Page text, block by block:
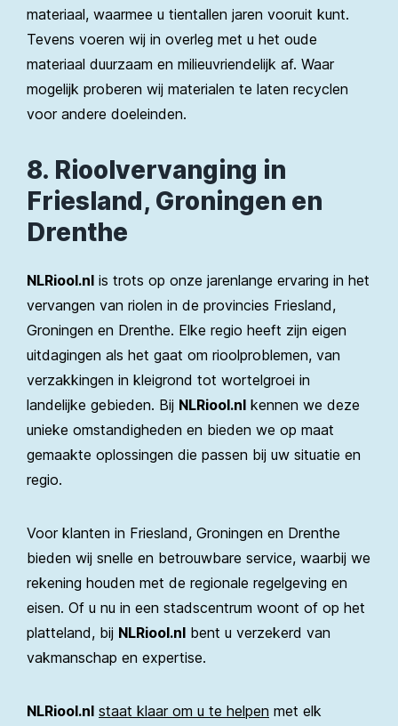
materiaal, waarmee u tientallen jaren vooruit kunt.
Tevens voeren wij in overleg met u het oude
materiaal duurzaam en milieuvriendelijk af. Waar
mogelijk proberen wij materialen te laten recyclen
voor andere doeleinden.
8. Rioolvervanging in
Friesland, Groningen en
Drenthe
NLRiool.nl is trots op onze jarenlange ervaring in het
vervangen van riolen in de provincies Friesland,
Groningen en Drenthe. Elke regio heeft zijn eigen
uitdagingen als het gaat om rioolproblemen, van
verzakkingen in kleigrond tot wortelgroei in
landelijke gebieden. Bij NLRiool.nl kennen we deze
unieke omstandigheden en bieden we op maat
gemaakte oplossingen die passen bij uw situatie en
regio.
Voor klanten in Friesland, Groningen en Drenthe
bieden wij snelle en betrouwbare service, waarbij we
rekening houden met de regionale regelgeving en
eisen. Of u nu in een stadscentrum woont of op het
platteland, bij NLRiool.nl bent u verzekerd van
vakmanschap en expertise.
NLRiool.nl staat klaar om u te helpen met elk